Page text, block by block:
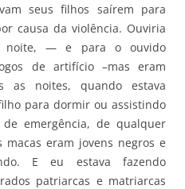
seus filhos saírem para
causa da violência. Ouviria
noite, — e para o ouvido
de artifício –mas eram
as noites, quando estava
para dormir ou assistindo
emergência, de qualquer
eram jovens negros e
E eu estava fazendo
patriarcas e matriarcas